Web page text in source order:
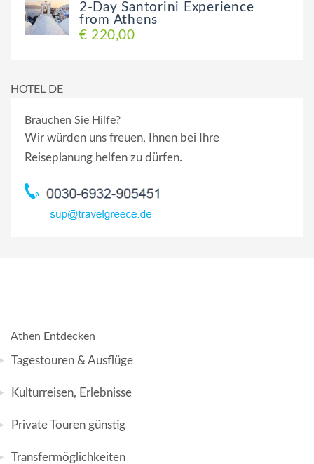
2-Day Santorini Experience
from Athens
€ 220,00
HOTEL DE
Brauchen Sie Hilfe?
Wir würden uns freuen, Ihnen bei Ihre
Reiseplanung helfen zu dürfen.
Athen Entdecken
Tagestouren & Ausflüge
Kulturreisen, Erlebnisse
Private Touren günstig
Transfermöglichkeiten